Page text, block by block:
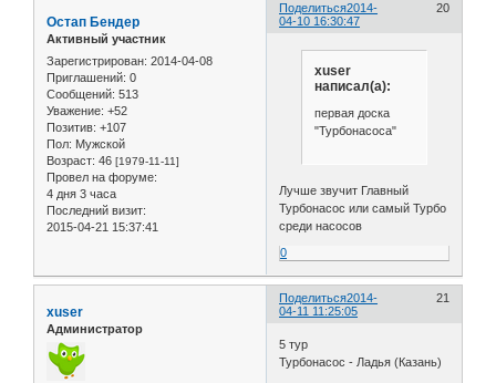
Поделиться 20
2014-
04-10 16:30:47
Остап Бендер
Активный участник
Зарегистрирован: 2014-04-08
Приглашений: 0
Сообщений: 513
Уважение: +52
Позитив: +107
Пол: Мужской
Возраст: 46 [1979-11-11]
Провел на форуме:
4 дня 3 часа
Последний визит:
2015-04-21 15:37:41
xuser
написал(а):
первая доска
"Турбонасоса"
Лучше звучит Главный
Турбонасос или самый Турбо
среди насосов
0
Поделиться 21
2014-
04-11 11:25:05
xuser
Администратор
5 тур
Турбонасос - Ладья (Казань)